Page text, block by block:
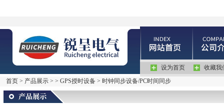
设为首页
收藏我
首页 > 产品展示 > > GPS授时设备 > 时钟同步设备/PC时间同步